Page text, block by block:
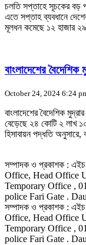
চলতি সপ্তাহে সূচকের বড়
এতে সপ্তাহ ব্যবধানে
মূলধন কমেছে ১২ হাজার
বাংলাদেশের বৈদেশিক
October 24, 2024 6:24
বাংলাদেশের বৈদেশিক
বেড়েছে ২৪ কোটি ২ লাখ
হিসাবায়ন পদ্ধতি অনুসারে,
সম্পাদক ও প্রকাশক : এইচ
Office, Head Office
Temporary Office ,
police Fari Gate .
সম্পাদক ও প্রকাশক : এইচ
Office, Head Office
Temporary Office ,
police Fari Gate .